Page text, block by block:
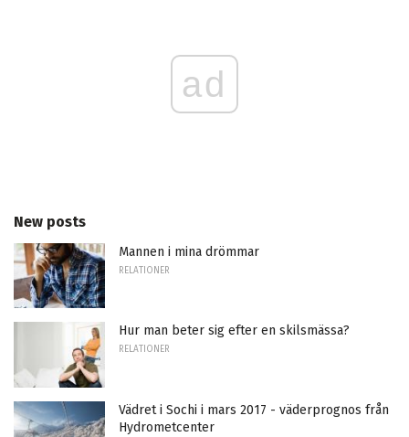
ad
New posts
Mannen i mina drömmar
RELATIONER
Hur man beter sig efter en skilsmässa?
RELATIONER
Vädret i Sochi i mars 2017 - väderprognos från
Hydrometcenter